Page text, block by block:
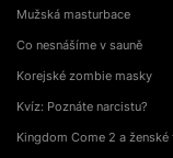
Mužská masturbace
Co nesnášíme v sauně
Korejské zombie masky
Kvíz: Poznáte narcistu?
Kingdom Come 2 a ženské